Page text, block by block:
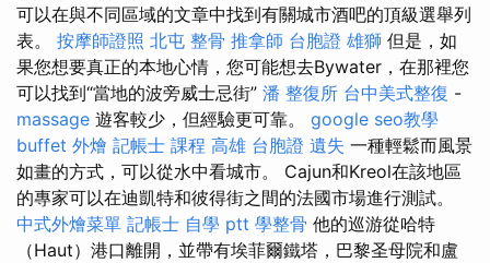
可以在與不同區域的文章中找到有關城市酒吧的頂級選舉列
表。 按摩師證照 北屯 整骨 推拿師 台胞證 雄獅 但是，如
果您想要真正的本地心情，您可能想去Bywater，在那裡您
可以找到“當地的波旁威士忌街” 潘 整復所 台中美式整復 -
massage 遊客較少，但經驗更可靠。 google seo教學
buffet 外燴 記帳士 課程 高雄 台胞證 遺失 一種輕鬆而風景
如畫的方式，可以從水中看城市。 Cajun和Kreol在該地區
的專家可以在迪凱特和彼得街之間的法國市場進行測試。
中式外燴菜單 記帳士 自學 ptt 學整骨 他的巡游從哈特
（Haut）港口離開，並帶有埃菲爾鐵塔，巴黎圣母院和盧